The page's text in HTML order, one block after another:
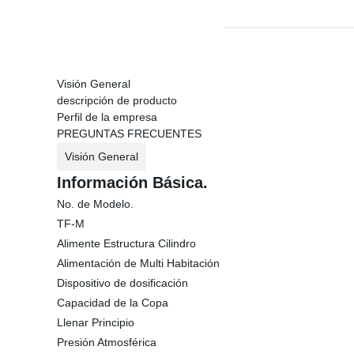
Visión General
descripción de producto
Perfil de la empresa
PREGUNTAS FRECUENTES
Visión General
Información Básica.
No. de Modelo.
TF-M
Alimente Estructura Cilindro
Alimentación de Multi Habitación
Dispositivo de dosificación
Capacidad de la Copa
Llenar Principio
Presión Atmosférica